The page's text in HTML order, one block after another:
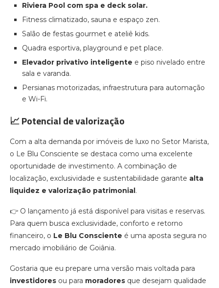
Riviera Pool com spa e deck solar.
Fitness climatizado, sauna e espaço zen.
Salão de festas gourmet e ateliê kids.
Quadra esportiva, playground e pet place.
Elevador privativo inteligente e piso nivelado entre
sala e varanda.
Persianas motorizadas, infraestrutura para automação
e Wi-Fi.
📈 Potencial de valorização
Com a alta demanda por imóveis de luxo no Setor Marista,
o Le Blu Consciente se destaca como uma excelente
oportunidade de investimento. A combinação de
localização, exclusividade e sustentabilidade garante alta
liquidez e valorização patrimonial .
👉 O lançamento já está disponível para visitas e reservas.
Para quem busca exclusividade, conforto e retorno
financeiro, o Le Blu Consciente é uma aposta segura no
mercado imobiliário de Goiânia.
Gostaria que eu prepare uma versão mais voltada para
investidores ou para moradores que desejam qualidade